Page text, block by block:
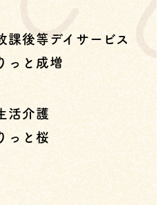
課後等デイサービス
っと成増
活介護
っと桜